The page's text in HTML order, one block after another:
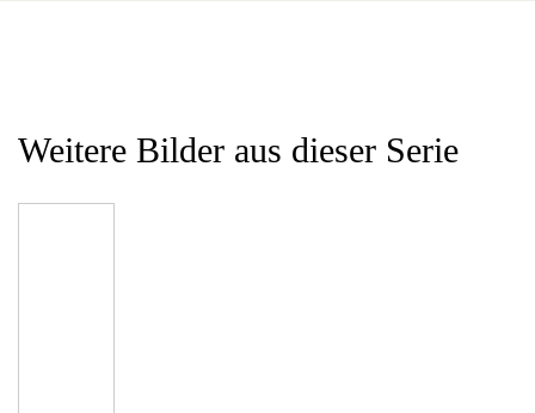
Weitere Bilder aus dieser Serie